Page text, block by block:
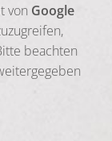
von Google
beachten